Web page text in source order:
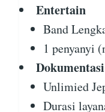
Entertain
Band
1 penyanyi
Unlimied
Durasi